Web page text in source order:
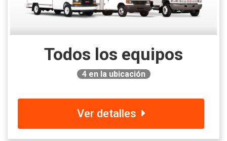
Todos los equipos
4en la ubicación
Ver detalles